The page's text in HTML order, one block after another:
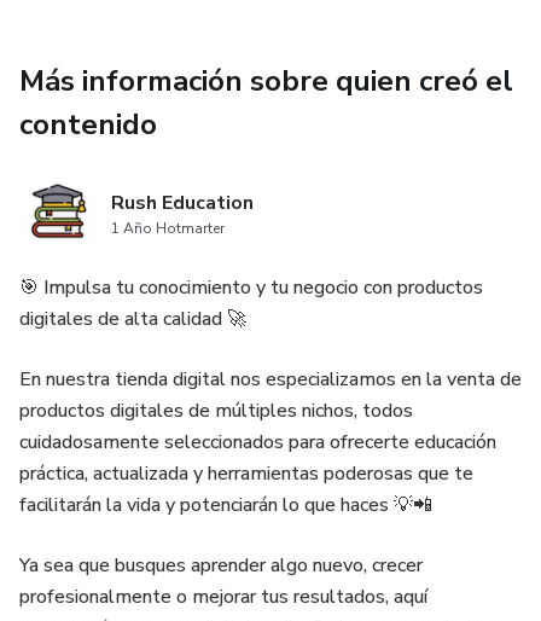
Aprendes a reducir la inflamación interna mediante ajustes
retención.
Activación de circulación y drenaje linfático con técnicas
prácticas que puedes hacer en casa.
🔹 Fase 3 — Reorganizar
Estimulación natural del colágeno, regulación del estrés y
optimización del descanso para mejorar firmeza y
Más información sobre quien creó el
contenido
Rush Education
1 Año Hotmarter
🎯 Impulsa tu conocimiento y tu negocio con productos
digitales de alta calidad 🚀
En nuestra tienda digital nos especializamos en la venta de
productos digitales de múltiples nichos, todos
cuidadosamente seleccionados para ofrecerte educación
práctica, actualizada y herramientas poderosas que te
facilitarán la vida y potenciarán lo que haces 💡📲
Ya sea que busques aprender algo nuevo, crecer
profesionalmente o mejorar tus resultados, aquí